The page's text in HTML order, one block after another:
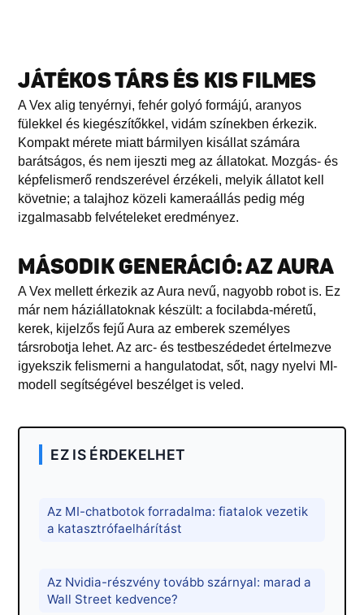
JÁTÉKOS TÁRS ÉS KIS FILMES
A Vex alig tenyérnyi, fehér golyó formájú, aranyos
fülekkel és kiegészítőkkel, vidám színekben érkezik.
Kompakt mérete miatt bármilyen kisállat számára
barátságos, és nem ijeszti meg az állatokat. Mozgás- és
képfelismerő rendszerével érzékeli, melyik állatot kell
követnie; a talajhoz közeli kameraállás pedig még
izgalmasabb felvételeket eredményez.
MÁSODIK GENERÁCIÓ: AZ AURA
A Vex mellett érkezik az Aura nevű, nagyobb robot is. Ez
már nem háziállatoknak készült: a focilabda-méretű,
kerek, kijelzős fejű Aura az emberek személyes
társrobotja lehet. Az arc- és testbeszédedet értelmezve
igyekszik felismerni a hangulatodat, sőt, nagy nyelvi MI-
modell segítségével beszélget is veled.
EZ IS ÉRDEKELHET
Az MI-chatbotok forradalma: fiatalok vezetik
a katasztrófaelhárítást
Az Nvidia-részvény tovább szárnyal: marad a
Wall Street kedvence?